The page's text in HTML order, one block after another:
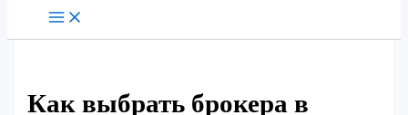
Как выбрать брокера в